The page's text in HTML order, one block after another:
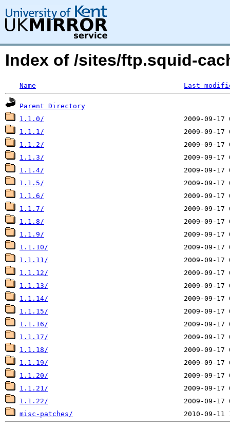
Index of /sites/ftp.squid-
Name Last
Parent Directory
1.1.0/
1.1.1/
1.1.2/
1.1.3/
1.1.4/
1.1.5/
1.1.6/
1.1.7/
1.1.8/
1.1.9/
1.1.10/
1.1.11/
1.1.12/
1.1.13/
1.1.14/
1.1.15/
1.1.16/
1.1.17/
1.1.18/
1.1.19/
1.1.20/
1.1.21/
1.1.22/
misc-patches/